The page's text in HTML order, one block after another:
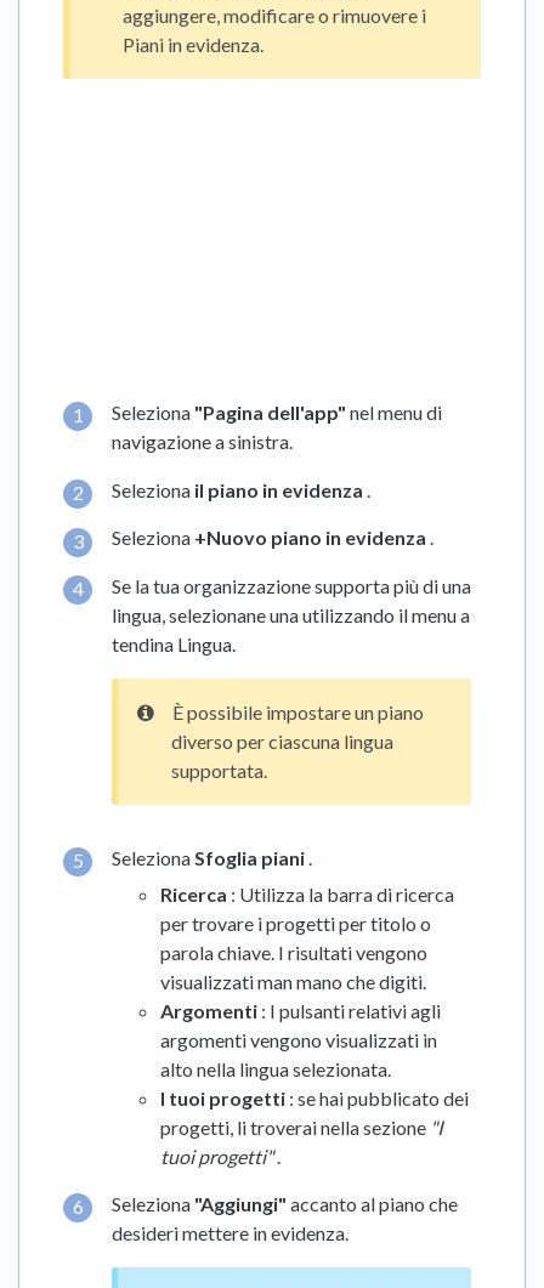
aggiungere, modificare o rimuovere i
Piani in evidenza.
Seleziona "Pagina dell'app" nel menu di
navigazione a sinistra.
Seleziona il piano in evidenza .
Seleziona +Nuovo piano in evidenza .
Se la tua organizzazione supporta più di una
lingua, selezionane una utilizzando il menu a
tendina Lingua.
È possibile impostare un piano
diverso per ciascuna lingua
supportata.
Seleziona Sfoglia piani
Ricerca : Utilizza la barra di ricerca
per trovare i progetti per titolo o
parola chiave. I risultati vengono
visualizzati man mano che digiti.
Argomenti : I pulsanti relativi agli
argomenti vengono visualizzati in
alto nella lingua selezionata.
I tuoi progetti : se hai pubblicato dei
progetti, li troverai nella sezione "I
tuoi progetti".
Seleziona "Aggiungi" accanto al piano che
desideri mettere in evidenza.